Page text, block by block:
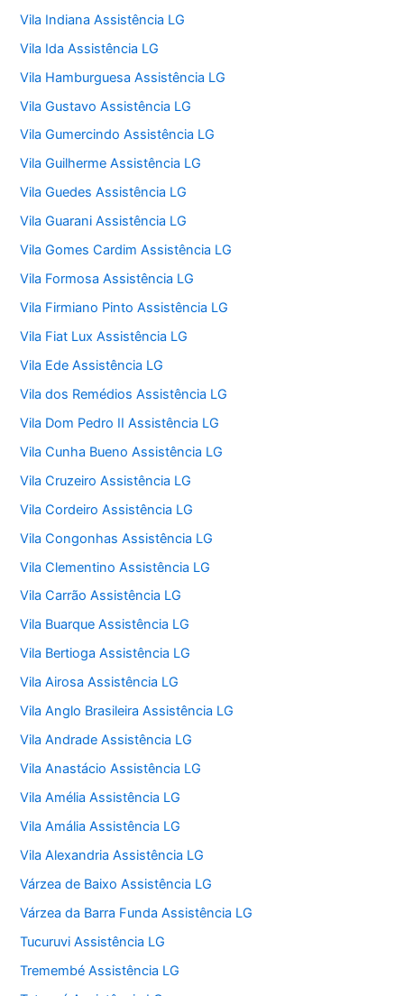
Vila Indiana Assistência LG
Vila Ida Assistência LG
Vila Hamburguesa Assistência LG
Vila Gustavo Assistência LG
Vila Gumercindo Assistência LG
Vila Guilherme Assistência LG
Vila Guedes Assistência LG
Vila Guarani Assistência LG
Vila Gomes Cardim Assistência LG
Vila Formosa Assistência LG
Vila Firmiano Pinto Assistência LG
Vila Fiat Lux Assistência LG
Vila Ede Assistência LG
Vila dos Remédios Assistência LG
Vila Dom Pedro II Assistência LG
Vila Cunha Bueno Assistência LG
Vila Cruzeiro Assistência LG
Vila Cordeiro Assistência LG
Vila Congonhas Assistência LG
Vila Clementino Assistência LG
Vila Carrão Assistência LG
Vila Buarque Assistência LG
Vila Bertioga Assistência LG
Vila Airosa Assistência LG
Vila Anglo Brasileira Assistência LG
Vila Andrade Assistência LG
Vila Anastácio Assistência LG
Vila Amélia Assistência LG
Vila Amália Assistência LG
Vila Alexandria Assistência LG
Várzea de Baixo Assistência LG
Várzea da Barra Funda Assistência LG
Tucuruvi Assistência LG
Tremembé Assistência LG